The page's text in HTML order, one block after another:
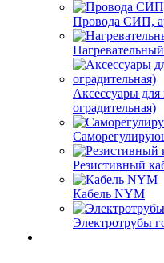
Провода СИП,
Аксессуары
оградительная)
Резистивный
Кабель NYM
Электротрубы